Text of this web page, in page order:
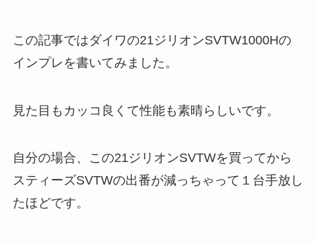
この記事ではダイワの21ジリオンSVTW1000Hの
インプレを書いてみました。
見た目もカッコ良くて性能も素晴らしいです。
自分の場合、この21ジリオンSVTWを買ってから
スティーズSVTWの出番が減っちゃって１台手放し
たほどです。